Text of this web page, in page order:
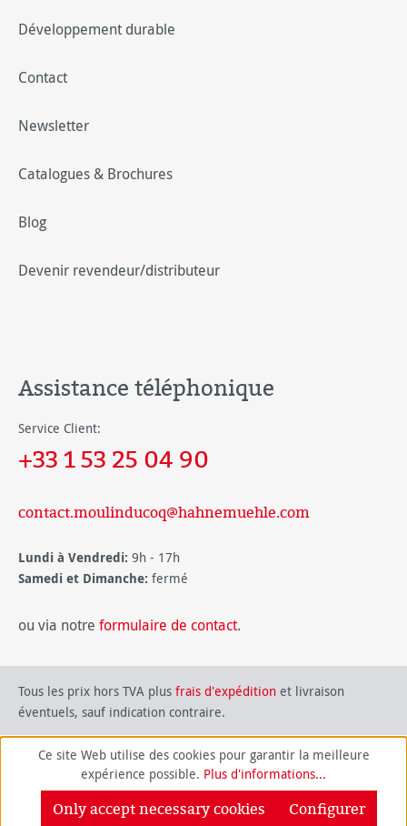
Développement durable
Contact
Newsletter
Catalogues & Brochures
Blog
Devenir revendeur/distributeur
Assistance téléphonique
Service Client:
+33 1 53 25 04 90
contact.moulinducoq@hahnemuehle.com
Lundi à Vendredi: 9h - 17h
Samedi et Dimanche: fermé
ou via notre formulaire de contact.
Tous les prix hors TVA plus frais d'expédition et livraison
éventuels, sauf indication contraire.
Ce site Web utilise des cookies pour garantir la meilleure
expérience possible. Plus d'informations...
Only accept necessary cookies Configurer